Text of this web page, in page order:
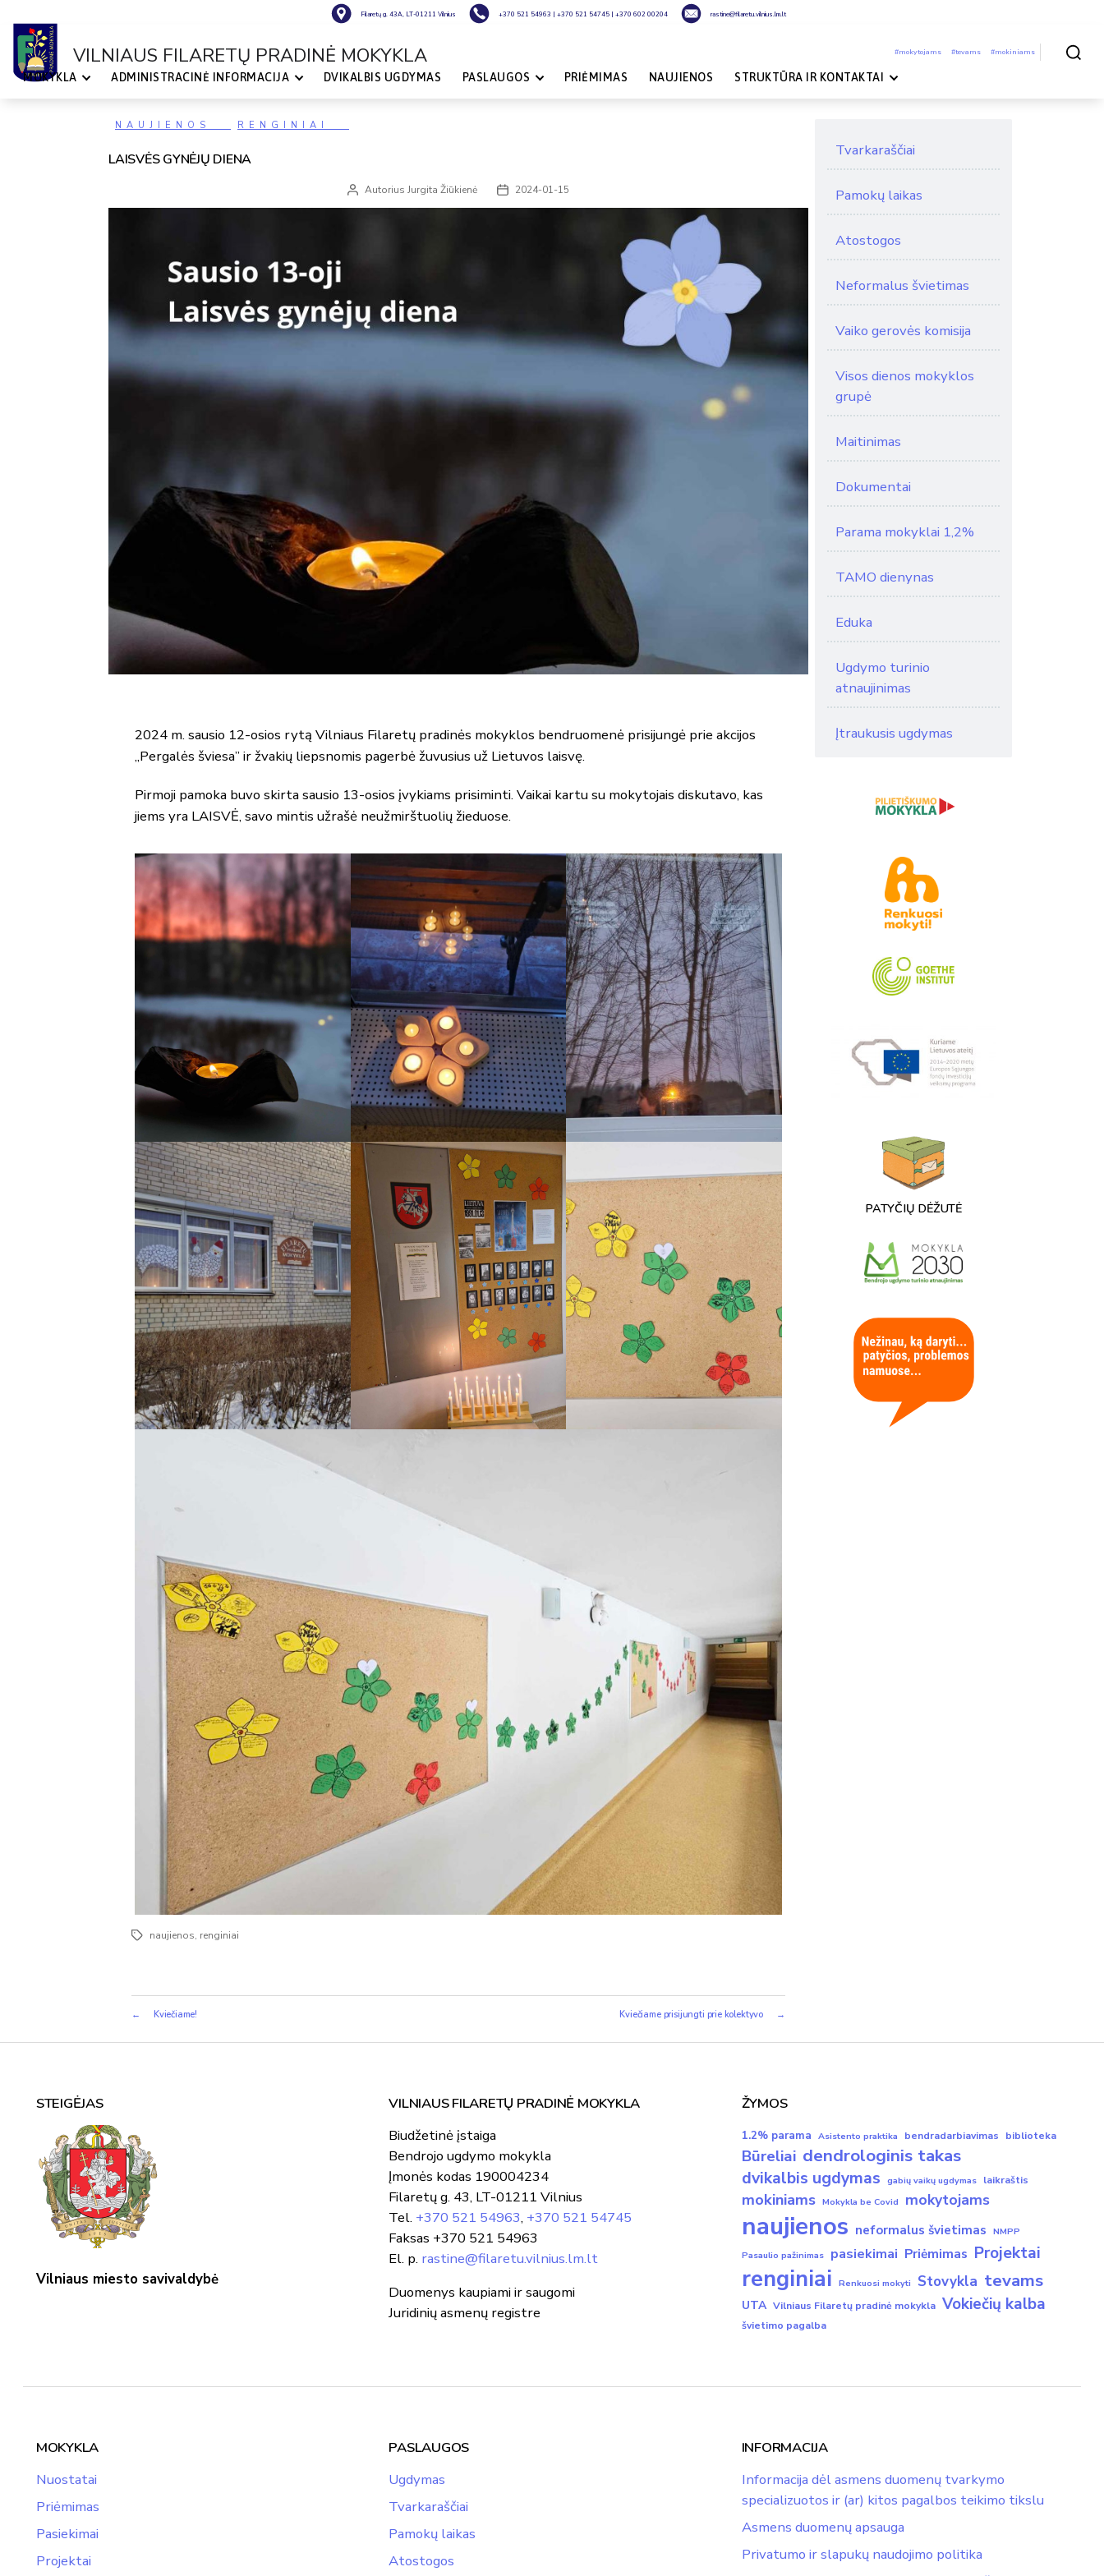
Filaretų g. 43A, LT-01211 Vilnius +370 521 54963 | +370 521 54745 | +370 602 00204 rastine@filaretu.vilnius.lm.lt
VILNIAUS
VILNIAUS FILARETŲ PRADINĖ MOKYKLA #mokytojams #tevams #mokiniams
MOKYKLA ADMINISTRACINĖ INFORMACIJA DVIKALBIS UGDYMAS PASLAUGOS PRIĖMIMAS NAUJIENOS STRUKTŪRA IR KONTAKTAI
Kategorijos
NAUJIENOS RENGINIAI
LAISVĖS GYNĖJŲ DIENA
Įrašo
autorius
AutoriusJurgita Žiūkienė
Įrašo
data
2024-01-15
2024 m. sausio 12-osios rytą Vilniaus Filaretų pradinės mokyklos bendruomenė prisijungė prie akcijos
„Pergalės šviesa” ir žvakių liepsnomis pagerbė žuvusius už Lietuvos laisvę.
Pirmoji pamoka buvo skirta sausio 13-osios įvykiams prisiminti. Vaikai kartu su mokytojais diskutavo, kas
jiems yra LAISVĖ, savo mintis užrašė neužmirštuolių žieduose.
Žymosnaujienos, renginiai
← Kviečiame! →
Kviečiame prisijungti prie kolektyvo
Tvarkaraščiai
Pamokų laikas
Atostogos
Neformalus švietimas
Vaiko gerovės komisija
Visos dienos mokyklos
grupė
Maitinimas
Dokumentai
Parama mokyklai 1,2%
TAMO dienynas
Eduka
Ugdymo turinio
atnaujinimas
Įtraukusis ugdymas
PATYČIŲ DĖŽUTĖ
STEIGĖJAS
Vilniaus miesto savivaldybė
VILNIAUS FILARETŲ PRADINĖ MOKYKLA
Biudžetinė įstaiga
Bendrojo ugdymo mokykla
Įmonės kodas 190004234
Filaretų g. 43, LT-01211 Vilnius
Tel. +370 521 54963, +370 521 54745
Faksas +370 521 54963
El. p. rastine@filaretu.vilnius.lm.lt
Duomenys kaupiami ir saugomi
Juridinių asmenų registre
ŽYMOS
1.2% parama Asistento praktika bendradarbiavimas biblioteka
Būreliai dendrologinis takas
dvikalbis ugdymas gabių vaikų ugdymas laikraštis
mokiniams Mokykla be Covid mokytojams
naujienos neformalus švietimas NMPP
Pasaulio pažinimas
pasiekimai Priėmimas Projektai
renginiai Renkuosi mokyti Stovykla tevams
UTA Vilniaus Filaretų pradinė mokykla Vokiečių kalba
švietimo pagalba
MOKYKLA
Nuostatai
Priėmimas
Pasiekimai
Projektai
PASLAUGOS
Ugdymas
Tvarkaraščiai
Pamokų laikas
Atostogos
INFORMACIJA
Informacija dėl asmens duomenų tvarkymo
specializuotos ir (ar) kitos pagalbos teikimo tikslu
Asmens duomenų apsauga
Privatumo ir slapukų naudojimo politika